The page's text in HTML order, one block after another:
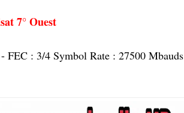
7° Ouest
FEC : 3/4 Symbol Rate : 27500 Mbauds